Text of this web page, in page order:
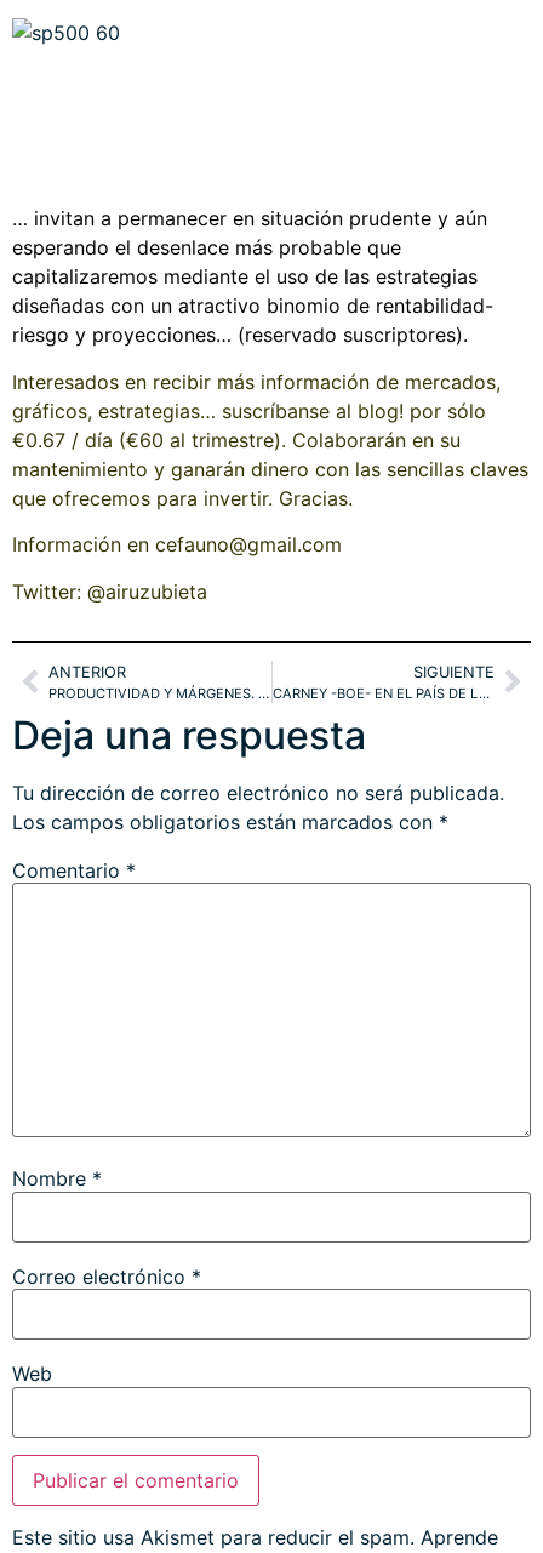
… invitan a permanecer en situación prudente y aún
esperando el desenlace más probable que
capitalizaremos mediante el uso de las estrategias
diseñadas con un atractivo binomio de rentabilidad-
riesgo y proyecciones… (reservado suscriptores).
Interesados en recibir más información de mercados,
gráficos, estrategias… suscríbanse al blog! por sólo
€0.67 / día (€60 al trimestre). Colaborarán en su
mantenimiento y ganarán dinero con las sencillas claves
que ofrecemos para invertir. Gracias.
Información en cefauno@gmail.com
Twitter: @airuzubieta
ANTERIOR
PRODUCTIVIDAD Y MÁRGENES. NASDAQ, SP500, ESTRATEGIAS y WATCH LIST
SIGUIENTE
CARNEY -BOE- EN EL PAÍS DE LAS MARAVILLAS Y «EL GRAN SHORT». FTSE, GILTS
Deja una respuesta
Tu dirección de correo electrónico no será publicada.
Los campos obligatorios están marcados con *
Comentario *
Nombre *
Correo electrónico *
Web
Este sitio usa Akismet para reducir el spam. Aprende